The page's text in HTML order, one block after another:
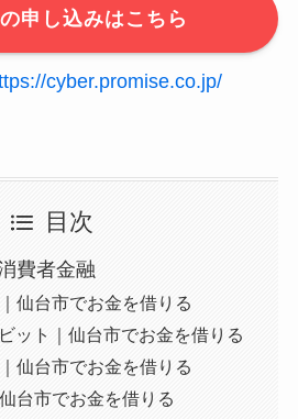
申し込みはこちら
cyber.promise.co.jp/
目次
費者金融
仙台市でお金を借りる
ット｜仙台市でお金を借りる
仙台市でお金を借りる
台市でお金を借りる